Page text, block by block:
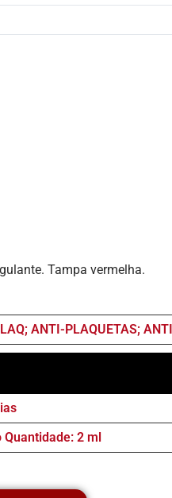
Tampa vermelha.
ANTI-PLAQUETAS;
Quantidade: 2 ml